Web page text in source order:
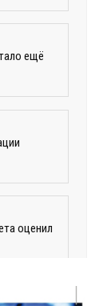
ещё
оценил